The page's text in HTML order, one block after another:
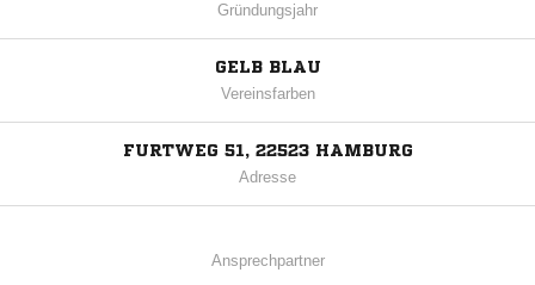
Gründungsjahr
GELB BLAU
Vereinsfarben
FURTWEG 51, 22523 HAMBURG
Adresse
Ansprechpartner